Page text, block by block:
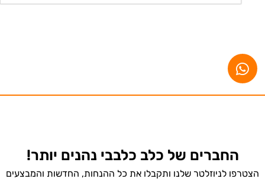
החברים של כלב כלבבי נהנים יותר!
הצטרפו לניוזלטר שלנו ותקבלו את כל ההנחות, החדשות והמבצעים